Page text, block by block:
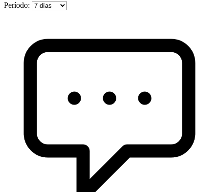
Período: